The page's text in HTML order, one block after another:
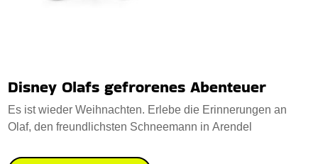
Disney Olafs gefrorenes Abenteuer
Es ist wieder Weihnachten. Erlebe die Erinnerungen an
Olaf, den freundlichsten Schneemann in Arendel